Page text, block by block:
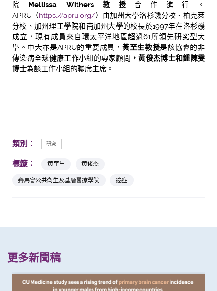
院 Mellissa Withers 教授合作進行。
APRU（https://apru.org/）由加州大學洛杉磯分校、柏克萊
分校、加州理工學院和南加州大學的校長於1997年在洛杉磯
成立，現有成員來自環太平洋地區超過61所領先研究型大
學。中大亦是APRU的重要成員，黃至生教授是該協會的非
傳染病全球健康工作小組的專家顧問 ，黃俊杰博士和鍾陳雯
博士為該工作小組的聯席主席。
類別： 研究
標籤： 黃至生
黃俊杰
賽馬會公共衛生及基層醫療學院
癌症
更多新聞稿